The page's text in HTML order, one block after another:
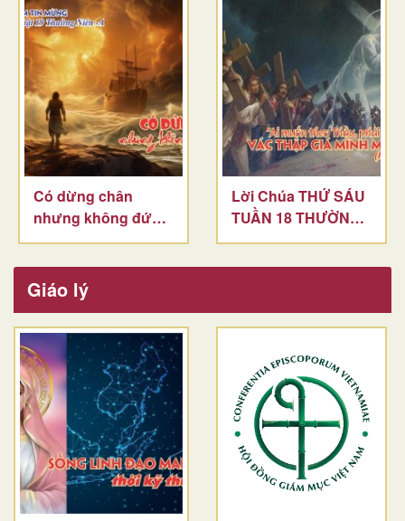
Có dừng chân
nhưng không đứng
lại
Lời Chúa THỨ SÁU
TUẦN 18 THƯỜNG
NIÊN
Giáo lý